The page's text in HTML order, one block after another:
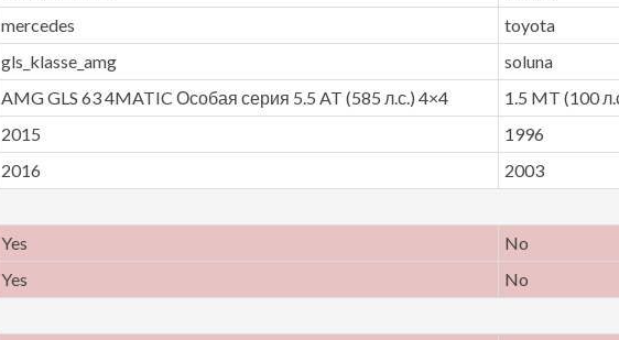
mercedes
toyota
gls_klasse_amg
soluna
AMG GLS 63 4MATIC Особая серия 5.5 AT (585 л.с.) 4×4
1.5 MT (100
2015
1996
2016
2003
Yes
No
Yes
No